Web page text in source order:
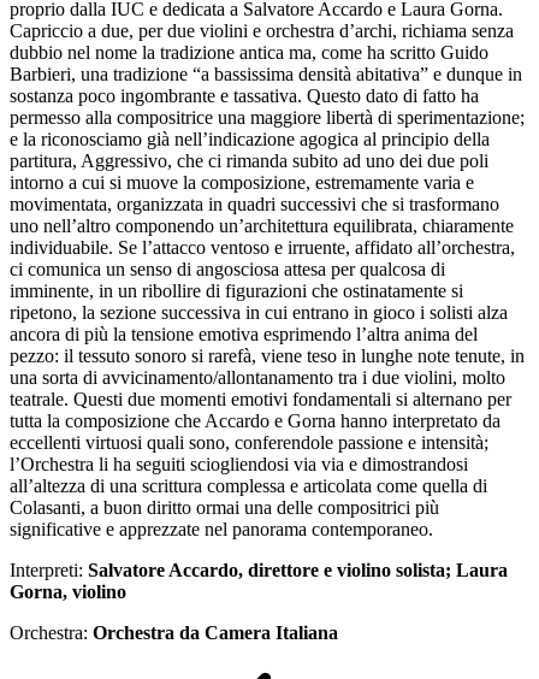
proprio dalla IUC e dedicata a Salvatore Accardo e Laura Gorna.
Capriccio a due, per due violini e orchestra d’archi, richiama senza
dubbio nel nome la tradizione antica ma, come ha scritto Guido
Barbieri, una tradizione “a bassissima densità abitativa” e dunque in
sostanza poco ingombrante e tassativa. Questo dato di fatto ha
permesso alla compositrice una maggiore libertà di sperimentazione;
e la riconosciamo già nell’indicazione agogica al principio della
partitura, Aggressivo, che ci rimanda subito ad uno dei due poli
intorno a cui si muove la composizione, estremamente varia e
movimentata, organizzata in quadri successivi che si trasformano
uno nell’altro componendo un’architettura equilibrata, chiaramente
individuabile. Se l’attacco ventoso e irruente, affidato all’orchestra,
ci comunica un senso di angosciosa attesa per qualcosa di
imminente, in un ribollire di figurazioni che ostinatamente si
ripetono, la sezione successiva in cui entrano in gioco i solisti alza
ancora di più la tensione emotiva esprimendo l’altra anima del
pezzo: il tessuto sonoro si rarefà, viene teso in lunghe note tenute, in
una sorta di avvicinamento/allontanamento tra i due violini, molto
teatrale. Questi due momenti emotivi fondamentali si alternano per
tutta la composizione che Accardo e Gorna hanno interpretato da
eccellenti virtuosi quali sono, conferendole passione e intensità;
l’Orchestra li ha seguiti sciogliendosi via via e dimostrandosi
all’altezza di una scrittura complessa e articolata come quella di
Colasanti, a buon diritto ormai una delle compositrici più
significative e apprezzate nel panorama contemporaneo.
Interpreti: Salvatore Accardo, direttore e violino solista; Laura
Gorna, violino
Orchestra: Orchestra da Camera Italiana